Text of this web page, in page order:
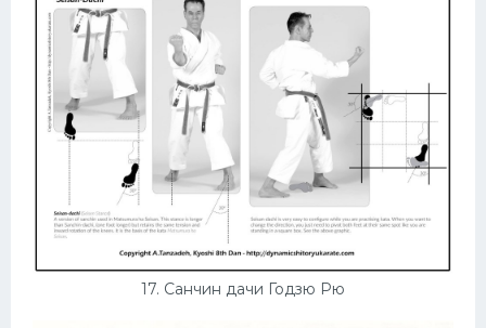
17. Санчин дачи Годзю Рю